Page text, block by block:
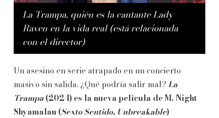
La Trampa, quién es la cantante Lady
Raven en la vida real (está relacionada
con el director)
Un asesino en serie atrapado en un concierto
masivo sin salida. ¿Qué podría salir mal? La
Trampa (2024) es la nueva película de M. Night
Shyamalan (Sexto Sentido, Unbreakable)